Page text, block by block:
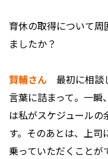
――育休の取得について
ましたか？
賢輔さん 最初に相談
言葉に詰まって。一
は私がスケジュール
す。そのあとは、上
乗っていただくことが